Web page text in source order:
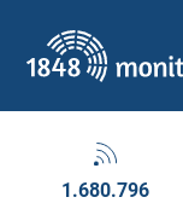
Hoofdmenu
1.680.796